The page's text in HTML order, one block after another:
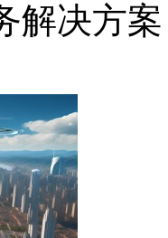
解决方案